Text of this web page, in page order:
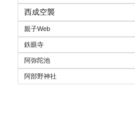
西成空襲
親子Web
鉄眼寺
阿弥陀池
阿部野神社